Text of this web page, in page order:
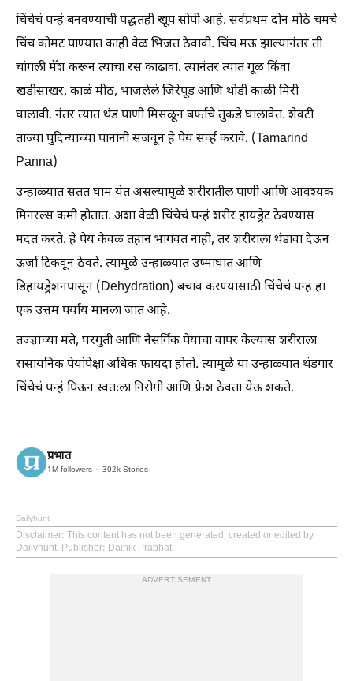
चिंचेचं पन्हं बनवण्याची पद्धतही खूप सोपी आहे. सर्वप्रथम दोन मोठे चमचे
चिंच कोमट पाण्यात काही वेळ भिजत ठेवावी. चिंच मऊ झाल्यानंतर ती
चांगली मॅश करून त्याचा रस काढावा. त्यानंतर त्यात गूळ किंवा
खडीसाखर, काळं मीठ, भाजलेलं जिरेपूड आणि थोडी काळी मिरी
घालावी. नंतर त्यात थंड पाणी मिसळून बर्फाचे तुकडे घालावेत. शेवटी
ताज्या पुदिन्याच्या पानांनी सजवून हे पेय सर्व्ह करावे. (Tamarind
Panna)
उन्हाळ्यात सतत घाम येत असल्यामुळे शरीरातील पाणी आणि आवश्यक
मिनरल्स कमी होतात. अशा वेळी चिंचेचं पन्हं शरीर हायड्रेट ठेवण्यास
मदत करते. हे पेय केवळ तहान भागवत नाही, तर शरीराला थंडावा देऊन
ऊर्जा टिकवून ठेवते. त्यामुळे उन्हाळ्यात उष्माघात आणि
डिहायड्रेशनपासून (Dehydration) बचाव करण्यासाठी चिंचेचं पन्हं हा
एक उत्तम पर्याय मानला जात आहे.
तज्ज्ञांच्या मते, घरगुती आणि नैसर्गिक पेयांचा वापर केल्यास शरीराला
रासायनिक पेयांपेक्षा अधिक फायदा होतो. त्यामुळे या उन्हाळ्यात थंडगार
चिंचेचं पन्हं पिऊन स्वतःला निरोगी आणि फ्रेश ठेवता येऊ शकते.
प्रभात
1M followers 302k Stories
Dailyhunt
Disclaimer: This content has not been generated, created or edited by
Dailyhunt. Publisher: Dainik Prabhat
ADVERTISEMENT